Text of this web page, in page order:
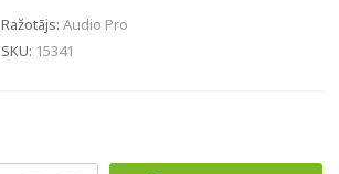
Ražotājs: Audio Pro
SKU: 15341